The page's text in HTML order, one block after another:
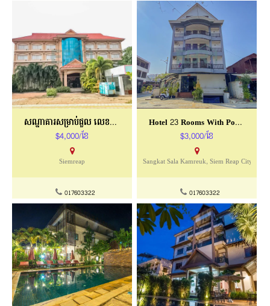
សណ្ឋាគារសម្រាប់ជួល លេខកូដ ៖ CMFR-601
$4,000/ខែ
Siemreap
017603322
Hotel 23 Rooms With Pool Close To Pubstreet
$3,000/ខែ
Sangkat Sala Kamreuk, Siem Reap City
017603322